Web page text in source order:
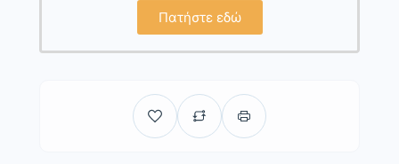
Πατήστε εδώ